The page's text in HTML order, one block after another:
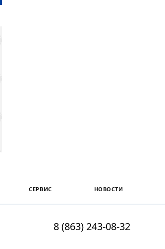
СЕРВИС НОВОСТИ
8 (863) 243-08-32